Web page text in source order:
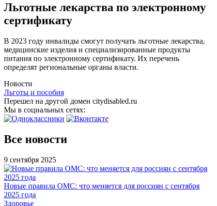
Льготные лекарства по электронному
сертификату
В 2023 году инвалиды смогут получать льготные лекарства,
медицинские изделия и специализированные продукты
питания по электронному сертификату. Их перечень
определят региональные органы власти.
Новости
Льготы и пособия
Перешел на другой домен citydisabled.ru
Мы в социальных сетях:
Все новости
9 сентября 2025
Новые правила ОМС: что меняется для россиян с сентября
2025 года
Здоровье